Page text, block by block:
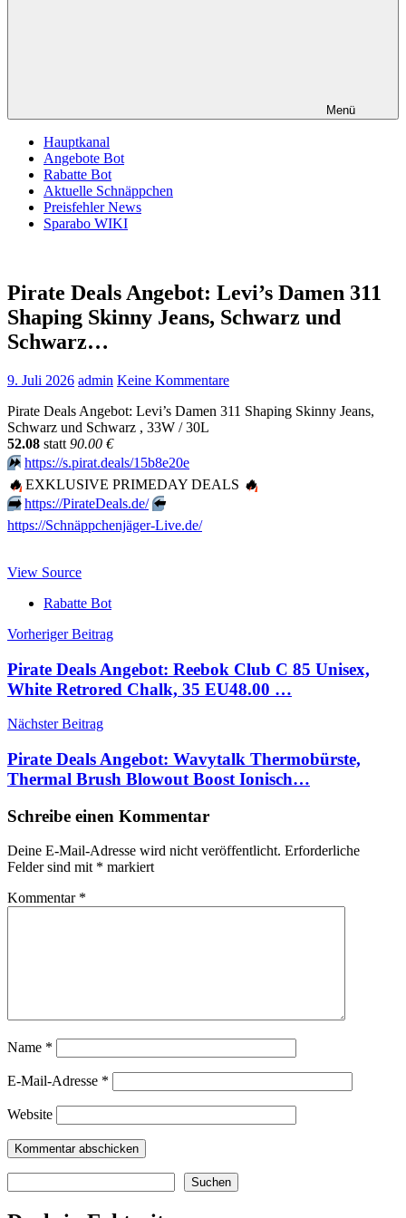
Menü
Hauptkanal
Angebote Bot
Rabatte Bot
Aktuelle Schnäppchen
Preisfehler News
Sparabo WIKI
Pirate Deals Angebot: Levi’s Damen 311
Shaping Skinny Jeans, Schwarz und
Schwarz…
9. Juli 2026 admin Keine Kommentare
Pirate Deals Angebot: Levi’s Damen 311 Shaping Skinny Jeans,
Schwarz und Schwarz , 33W / 30L
52.08 statt 90.00 €
⏩️ https://s.pirat.deals/15b8e20e
🔥 EXKLUSIVE PRIMEDAY DEALS 🔥
➡️ https://PirateDeals.de/ ⬅️
https://Schnäppchenjäger-Live.de/
View Source
Rabatte Bot
Beitragsnavigation
Vorheriger Beitrag
Pirate Deals Angebot: Reebok Club C 85 Unisex,
White Retrored Chalk, 35 EU48.00 …
Nächster Beitrag
Pirate Deals Angebot: Wavytalk Thermobürste,
Thermal Brush Blowout Boost Ionisch…
Schreibe einen Kommentar
Deine E-Mail-Adresse wird nicht veröffentlicht. Erforderliche
Felder sind mit * markiert
Kommentar *
Name *
E-Mail-Adresse *
Website
Suchen